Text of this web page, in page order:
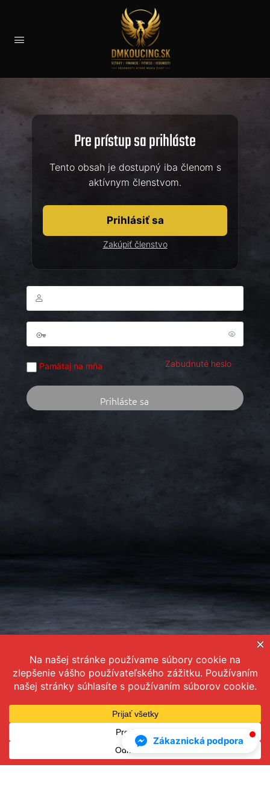
Pre prístup sa prihláste
Tento obsah je dostupný iba členom s
aktívnym členstvom.
Prihlásiť sa
Zakúpiť členstvo
Pamätaj na mňa Zabudnuté heslo
Všeobecné obchodné podmienky Ochrana osobných údajov
kontakt@dmkoucing.sk
Zákaznická podpora